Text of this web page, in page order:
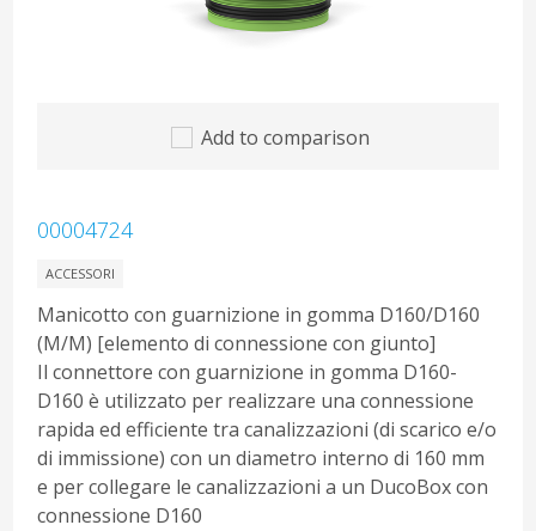
Add to comparison
00004724
ACCESSORI
Manicotto con guarnizione in gomma D160/D160
(M/M) [elemento di connessione con giunto]
Il connettore con guarnizione in gomma D160-
D160 è utilizzato per realizzare una connessione
rapida ed efficiente tra canalizzazioni (di scarico e/o
di immissione) con un diametro interno di 160 mm
e per collegare le canalizzazioni a un DucoBox con
connessione D160